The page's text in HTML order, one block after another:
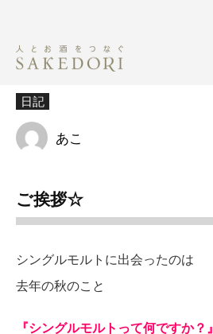
日記
あこ
ご挨拶☆
シングルモルトに出会ったのは
去年の秋のこと
『シングルモルトって何ですか？』